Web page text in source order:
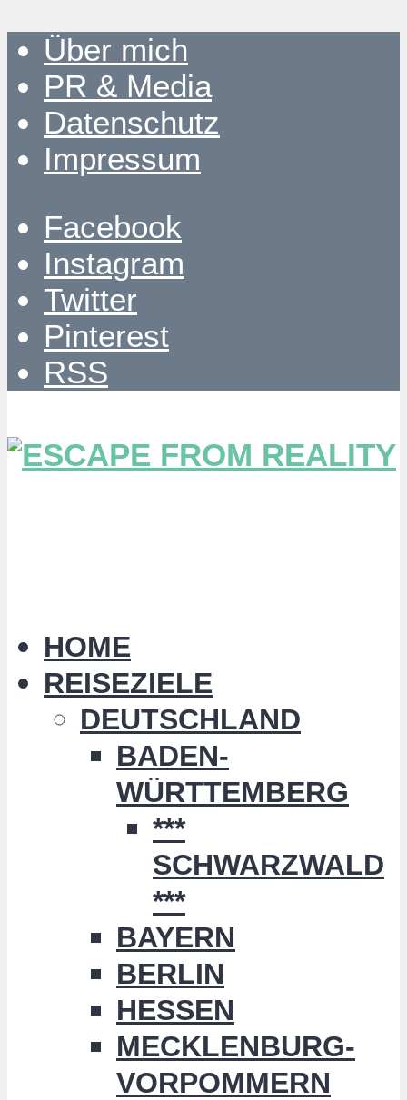
Über mich
PR & Media
Datenschutz
Impressum
Facebook
Instagram
Twitter
Pinterest
RSS
HOME
REISEZIELE
DEUTSCHLAND
BADEN-
WÜRTTEMBERG
***
SCHWARZWALD
***
BAYERN
BERLIN
HESSEN
MECKLENBURG-
VORPOMMERN